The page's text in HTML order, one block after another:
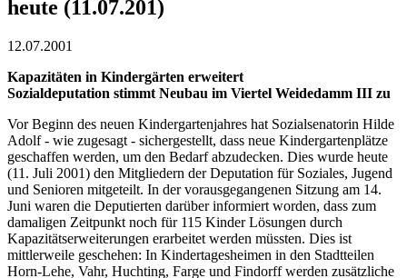
heute (11.07.201)
12.07.2001
Kapazitäten in Kindergärten erweitert
Sozialdeputation stimmt Neubau im Viertel Weidedamm III zu
Vor Beginn des neuen Kindergartenjahres hat Sozialsenatorin Hilde
Adolf - wie zugesagt - sichergestellt, dass neue Kindergartenplätze
geschaffen werden, um den Bedarf abzudecken. Dies wurde heute
(11. Juli 2001) den Mitgliedern der Deputation für Soziales, Jugend
und Senioren mitgeteilt. In der vorausgegangenen Sitzung am 14.
Juni waren die Deputierten darüber informiert worden, dass zum
damaligen Zeitpunkt noch für 115 Kinder Lösungen durch
Kapazitätserweiterungen erarbeitet werden müssten. Dies ist
mittlerweile geschehen: In Kindertagesheimen in den Stadtteilen
Horn-Lehe, Vahr, Huchting, Farge und Findorff werden zusätzliche